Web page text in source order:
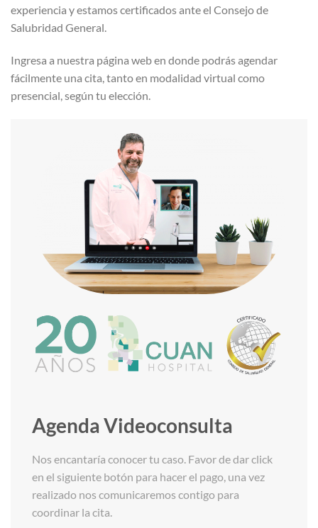
experiencia y estamos certificados ante el Consejo de
Salubridad General.
Ingresa a nuestra página web en donde podrás agendar
fácilmente una cita, tanto en modalidad virtual como
presencial, según tu elección.
Agenda Videoconsulta
Nos encantaría conocer tu caso. Favor de dar click
en el siguiente botón para hacer el pago, una vez
realizado nos comunicaremos contigo para
coordinar la cita.